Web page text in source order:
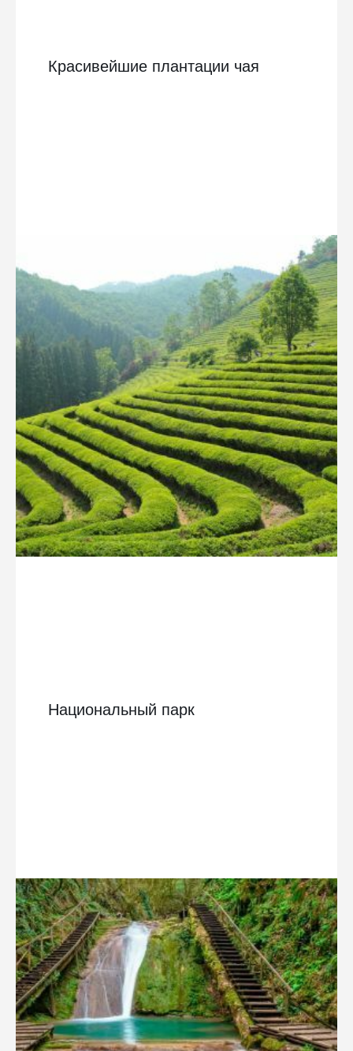
Красивейшие плантации чая
Национальный парк